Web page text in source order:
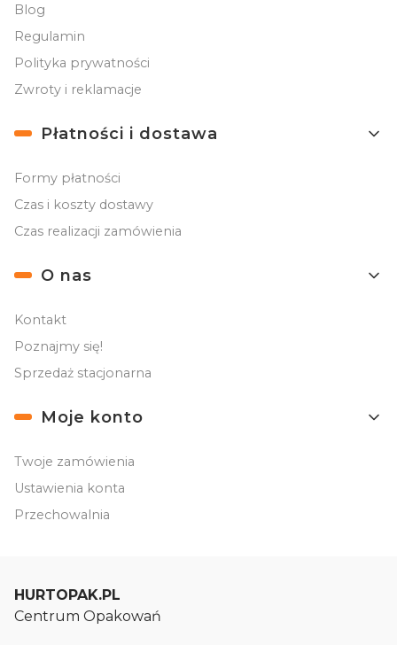
Blog
Regulamin
Polityka prywatności
Zwroty i reklamacje
Płatności i dostawa
Formy płatności
Czas i koszty dostawy
Czas realizacji zamówienia
O nas
Kontakt
Poznajmy się!
Sprzedaż stacjonarna
Moje konto
Twoje zamówienia
Ustawienia konta
Przechowalnia
HURTOPAK.PL
Centrum Opakowań